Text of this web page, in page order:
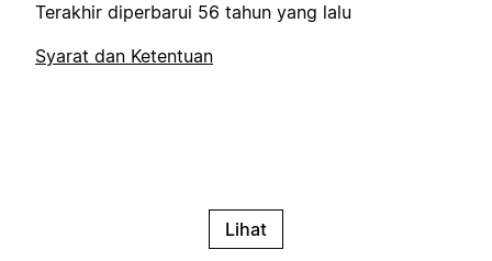
Terakhir diperbarui 56 tahun yang lalu
Syarat dan Ketentuan
Lihat